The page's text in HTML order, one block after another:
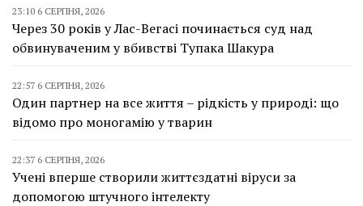
23:10 6 СЕРПНЯ, 2026
Через 30 років у Лас-Вегасі починається суд над
обвинуваченим у вбивстві Тупака Шакура
22:57 6 СЕРПНЯ, 2026
Один партнер на все життя – рідкість у природі: що
відомо про моногамію у тварин
22:37 6 СЕРПНЯ, 2026
Учені вперше створили життєздатні віруси за
допомогою штучного інтелекту